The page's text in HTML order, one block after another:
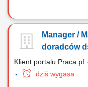
Rekrutacja i budowa
Wdrażanie nowych
ubezpieczeniowych.
Manager /
doradców
Klient portalu Praca.pl
dziś wygasa